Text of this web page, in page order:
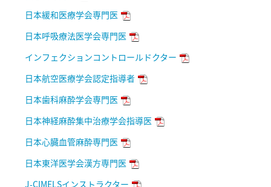
日本緩和医療学会専門医
日本呼吸療法医学会専門医
インフェクションコントロールドクター
日本航空医療学会認定指導者
日本歯科麻酔学会専門医
日本神経麻酔集中治療学会指導医
日本心臓血管麻酔専門医
日本東洋医学会漢方専門医
J-CIMELSインストラクター